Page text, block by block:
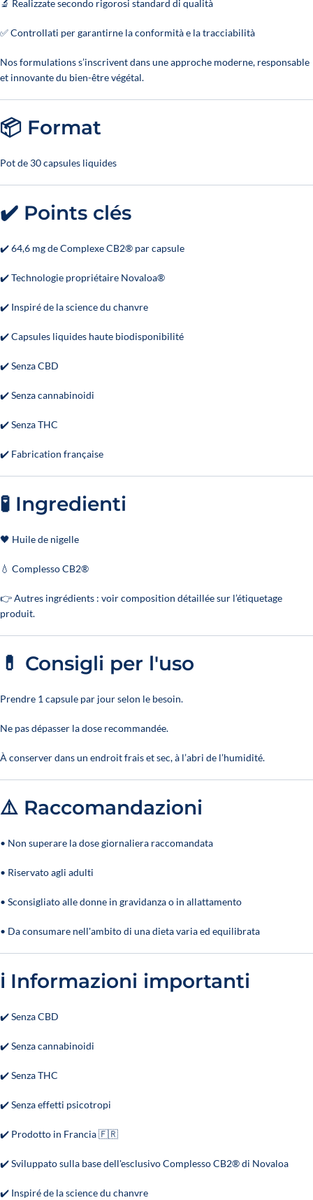
🔬 Realizzate secondo rigorosi standard di qualità
✅ Controllati per garantirne la conformità e la tracciabilità
Nos formulations s’inscrivent dans une approche moderne, responsable
et innovante du bien-être végétal.
📦 Format
Pot de 30 capsules liquides
✔️ Points clés
✔️ 64,6 mg de Complexe CB2® par capsule
✔️ Technologie propriétaire Novaloa®
✔️ Inspiré de la science du chanvre
✔️ Capsules liquides haute biodisponibilité
✔️ Senza CBD
✔️ Senza cannabinoidi
✔️ Senza THC
✔️ Fabrication française
🧪 Ingredienti
🖤 Huile de nigelle
💧 Complesso CB2®
👉 Autres ingrédients : voir composition détaillée sur l’étiquetage
produit.
💊 Consigli per l'uso
Prendre 1 capsule par jour selon le besoin.
Ne pas dépasser la dose recommandée.
À conserver dans un endroit frais et sec, à l’abri de l’humidité.
⚠️ Raccomandazioni
• Non superare la dose giornaliera raccomandata
• Riservato agli adulti
• Sconsigliato alle donne in gravidanza o in allattamento
• Da consumare nell'ambito di una dieta varia ed equilibrata
ℹ️ Informazioni importanti
✔️ Senza CBD
✔️ Senza cannabinoidi
✔️ Senza THC
✔️ Senza effetti psicotropi
✔️ Prodotto in Francia 🇫🇷
✔️ Sviluppato sulla base dell'esclusivo Complesso CB2® di Novaloa
✔️ Inspiré de la science du chanvre